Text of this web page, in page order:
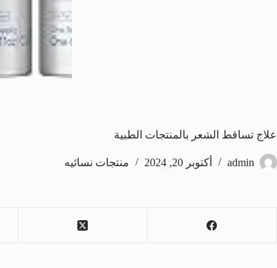
علاج تساقط الشعر بالمنتجات الطبية
admin أكتوبر 20, 2024 منتجات نسائيه